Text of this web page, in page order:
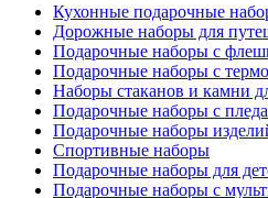
Кухонные подарочные
Дорожные наборы для
Подарочные наборы с
Подарочные наборы с
Наборы стаканов и камни
Подарочные наборы с
Подарочные наборы
Спортивные наборы
Подарочные наборы для
Подарочные наборы с